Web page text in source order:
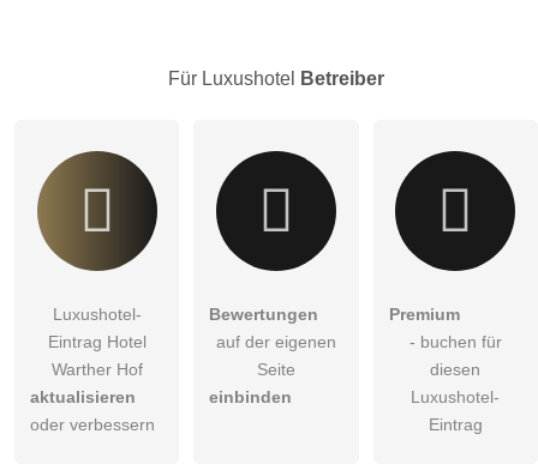
Für Luxushotel Betreiber
Luxushotel-
Eintrag Hotel
Warther Hof
aktualisieren
oder verbessern
Bewertungen
auf der eigenen
Seite
einbinden
Premium
- buchen für
diesen
Luxushotel-
Eintrag